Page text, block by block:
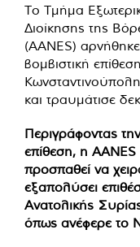
Το Τμήμα
Διοίκησης της
(AANES)
βομβιστική
και τραυμάτισε
Περιγράφοντας
επίθεση, η AANES
προσπαθεί να
εξαπολύσει
Ανατολικής
όπως ανέφερε το